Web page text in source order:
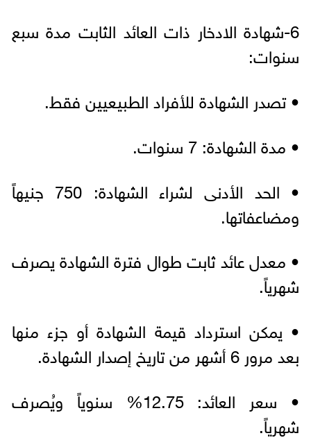
6-شهادة الادخار ذات العائد الثابت مدة سبع
سنوات:
• تصدر الشهادة للأفراد الطبيعيين فقط.
• مدة الشهادة: 7 سنوات.
• الحد الأدنى لشراء الشهادة: 750 جنيهاً
ومضاعفاتها.
• معدل عائد ثابت طوال فترة الشهادة يصرف
شهرياً.
• يمكن استرداد قيمة الشهادة أو جزء منها
بعد مرور 6 أشهر من تاريخ إصدار الشهادة.
• سعر العائد: 12.75% سنوياً ويُصرف
شهرياً.